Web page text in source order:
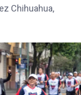
Chihuahua,